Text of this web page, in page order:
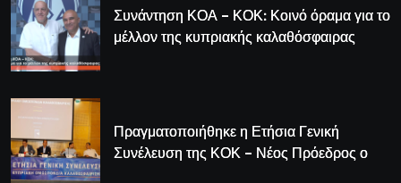
Συνάντηση ΚΟΑ – ΚΟΚ: Κοινό όραμα για το
μέλλον της κυπριακής καλαθόσφαιρας
Πραγματοποιήθηκε η Ετήσια Γενική
Συνέλευση της ΚΟΚ – Νέος Πρόεδρος ο